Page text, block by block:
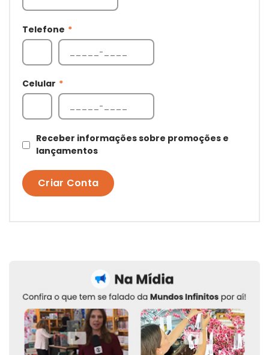
Telefone *
Celular *
Receber informações sobre promoções e
lançamentos
Criar Conta